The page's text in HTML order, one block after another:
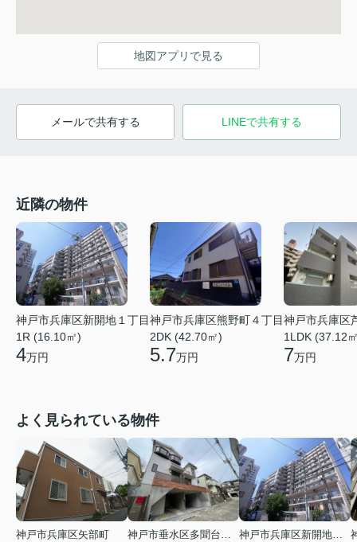
地図アプリで見る
メールで共有する LINEで共有する
近隣の物件
神戸市兵庫区新開地１丁目
1R (16.10㎡)
4万円
神戸市兵庫区熊野町４丁目
2DK (42.70㎡)
5.7万円
神戸市兵庫区
1LDK (37.12
7万円
よく見られている物件
神戸市兵庫区矢部町
神戸市垂水区多聞台２丁目
神戸市兵庫区新開地１丁目